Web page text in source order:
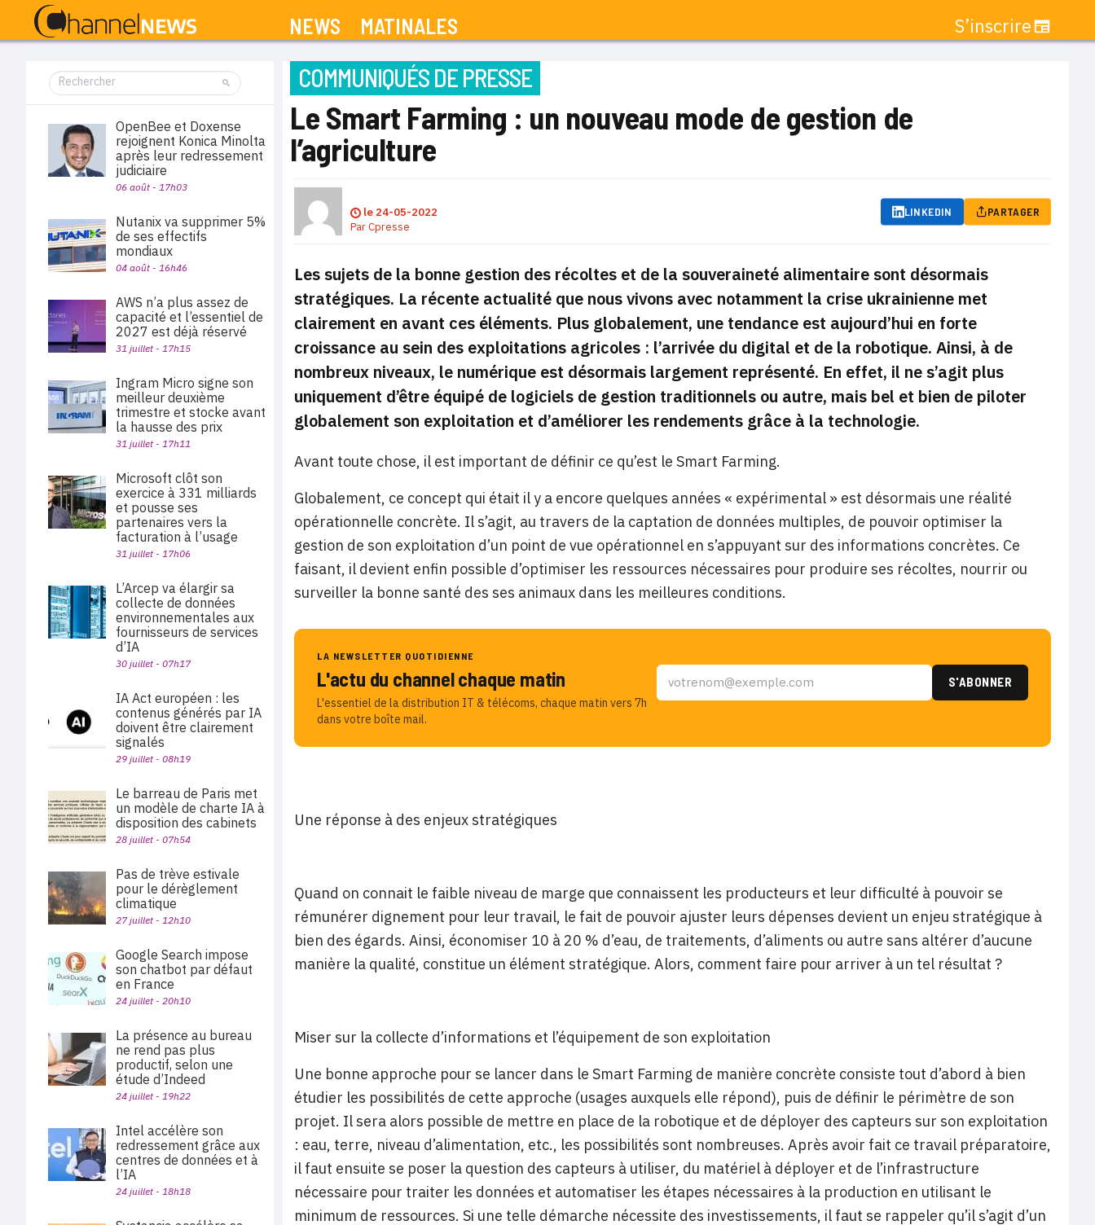
NEWS MATINALES S’inscrire
COMMUNIQUÉS DE PRESSE
Le Smart Farming : un nouveau mode de gestion de
l’agriculture
le 24-05-2022
ParCpresse
LINKEDIN PARTAGER
Les sujets de la bonne gestion des récoltes et de la souveraineté alimentaire sont désormais
stratégiques. La récente actualité que nous vivons avec notamment la crise ukrainienne met
clairement en avant ces éléments. Plus globalement, une tendance est aujourd’hui en forte
croissance au sein des exploitations agricoles : l’arrivée du digital et de la robotique. Ainsi, à de
nombreux niveaux, le numérique est désormais largement représenté. En effet, il ne s’agit plus
uniquement d’être équipé de logiciels de gestion traditionnels ou autre, mais bel et bien de piloter
globalement son exploitation et d’améliorer les rendements grâce à la technologie.
Avant toute chose, il est important de définir ce qu’est le Smart Farming.
Globalement, ce concept qui était il y a encore quelques années « expérimental » est désormais une réalité
opérationnelle concrète. Il s’agit, au travers de la captation de données multiples, de pouvoir optimiser la
gestion de son exploitation d’un point de vue opérationnel en s’appuyant sur des informations concrètes. Ce
faisant, il devient enfin possible d’optimiser les ressources nécessaires pour produire ses récoltes, nourrir ou
surveiller la bonne santé des ses animaux dans les meilleures conditions.
LA NEWSLETTER QUOTIDIENNE
L'actu du channel chaque matin
L'essentiel de la distribution IT & télécoms, chaque matin vers 7h
dans votre boîte mail.
Une réponse à des enjeux stratégiques
Quand on connait le faible niveau de marge que connaissent les producteurs et leur difficulté à pouvoir se
rémunérer dignement pour leur travail, le fait de pouvoir ajuster leurs dépenses devient un enjeu stratégique à
bien des égards. Ainsi, économiser 10 à 20 % d’eau, de traitements, d’aliments ou autre sans altérer d’aucune
manière la qualité, constitue un élément stratégique. Alors, comment faire pour arriver à un tel résultat ?
Miser sur la collecte d’informations et l’équipement de son exploitation
Une bonne approche pour se lancer dans le Smart Farming de manière concrète consiste tout d’abord à bien
étudier les possibilités de cette approche (usages auxquels elle répond), puis de définir le périmètre de son
projet. Il sera alors possible de mettre en place de la robotique et de déployer des capteurs sur son exploitation
: eau, terre, niveau d’alimentation, etc., les possibilités sont nombreuses. Après avoir fait ce travail préparatoire,
il faut ensuite se poser la question des capteurs à utiliser, du matériel à déployer et de l’infrastructure
nécessaire pour traiter les données et automatiser les étapes nécessaires à la production en utilisant le
minimum de ressources. Si une telle démarche nécessite des investissements, il faut se rappeler qu’il s’agit d’un
OpenBee et Doxense
rejoignent Konica Minolta
après leur redressement
judiciaire
06 août - 17h03
Nutanix va supprimer 5%
de ses effectifs
mondiaux
04 août - 16h46
AWS n’a plus assez de
capacité et l’essentiel de
2027 est déjà réservé
31 juillet - 17h15
Ingram Micro signe son
meilleur deuxième
trimestre et stocke avant
la hausse des prix
31 juillet - 17h11
Microsoft clôt son
exercice à 331 milliards
et pousse ses
partenaires vers la
facturation à l’usage
31 juillet - 17h06
L’Arcep va élargir sa
collecte de données
environnementales aux
fournisseurs de services
d’IA
30 juillet - 07h17
IA Act européen : les
contenus générés par IA
doivent être clairement
signalés
29 juillet - 08h19
Le barreau de Paris met
un modèle de charte IA à
disposition des cabinets
28 juillet - 07h54
Pas de trève estivale
pour le dérèglement
climatique
27 juillet - 12h10
Google Search impose
son chatbot par défaut
en France
24 juillet - 20h10
La présence au bureau
ne rend pas plus
productif, selon une
étude d’Indeed
24 juillet - 19h22
Intel accélère son
redressement grâce aux
centres de données et à
l’IA
24 juillet - 18h18